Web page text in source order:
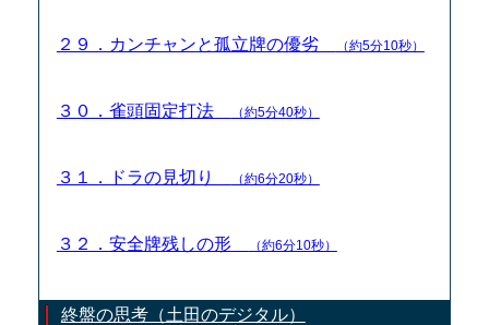
２９．カンチャンと孤立牌の優劣 （約5分10秒）
３０．雀頭固定打法 （約5分40秒）
３１．ドラの見切り （約6分20秒）
３２．安全牌残しの形 （約6分10秒）
終盤の思考（土田のデジタル）